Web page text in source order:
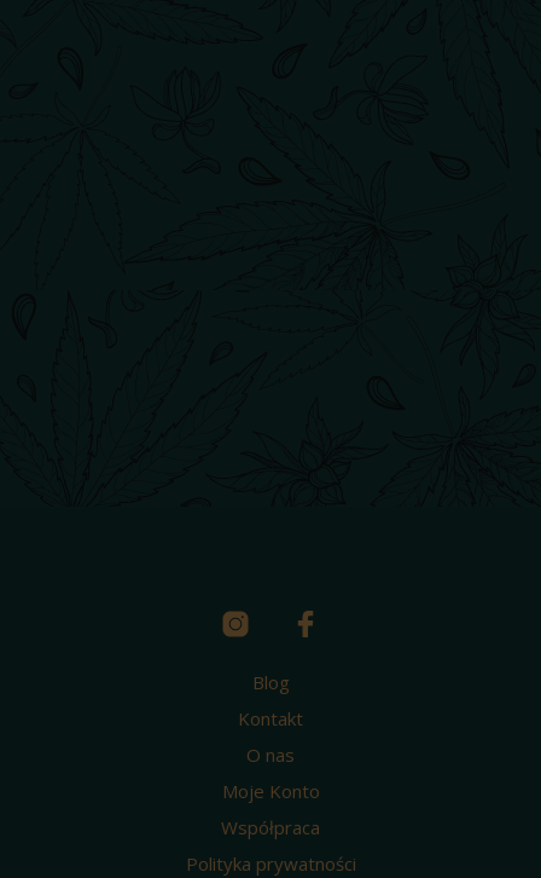
Blog
Kontakt
O nas
Moje Konto
Współpraca
Polityka prywatności